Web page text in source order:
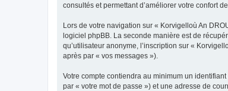
consultés et permettant d’améliorer votre confort
Lors de votre navigation sur « Korvigelloù An
logiciel phpBB. La seconde manière est de
qu’utilisateur anonyme, l’inscription sur «
après par « vos messages »).
Votre compte contiendra au minimum un
par « votre mot de passe ») et une adresse de